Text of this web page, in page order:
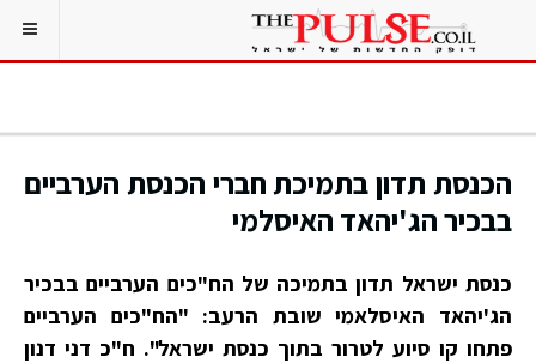
הכנסת תדון בתמיכת חברי הכנסת הערביים
בבכיר הג'יהאד האיסלמי
כנסת ישראל תדון בתמיכה של הח"כים הערביים בבכיר
הג'יהאד האיסלאמי שובת הרעב: "הח"כים הערביים
פתחו קו סיוע לטרור בתוך כנסת ישראל". ח"כ דני דנון